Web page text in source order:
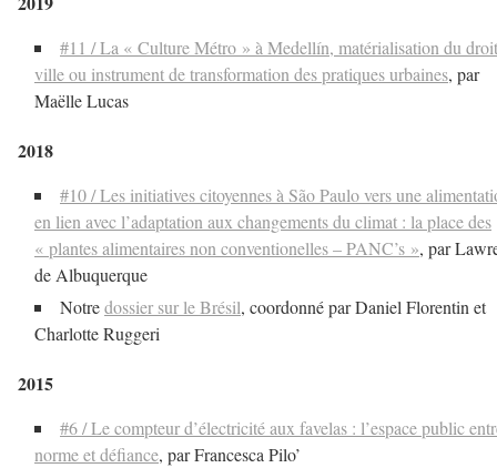
#11 / La « Culture Métro » à Medellín, matérialisation du
ville ou instrument de transformation des pratiques urbaines, par
Maëlle Lucas
2018
#10 / Les initiatives citoyennes à São Paulo vers une
en lien avec l’adaptation aux changements du climat : la place des
« plantes alimentaires non conventionelles – PANC’s », par
de Albuquerque
Notredossier sur le Brésil, coordonné par Daniel Florentin et
Charlotte Ruggeri
2015
#6 / Le compteur d’électricité aux favelas : l’espace public
norme et défiance, par Francesca Pilo’